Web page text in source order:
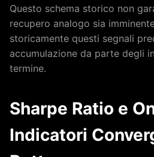
Questo schema storico non
recupero analogo sia
storicamente questi segnali
accumulazione da parte degli
termine.
Sharpe Ratio e
Indicatori